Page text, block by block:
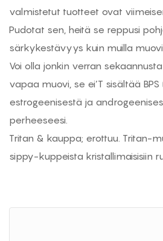
valmistetut tuotteet ovat
Pudotat sen, heitä se reppusi
särkykestävyys kuin muilla
Voi olla jonkin verran
vapaa muovi, se ei’T sisältää
estrogeenisestä ja
perheeseesi.
Tritan & kauppa; erottuu. Tritan-
sippy-kuppeista kristallimaisisiin